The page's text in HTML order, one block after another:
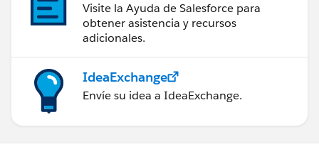
Visite la Ayuda de Salesforce para
obtener asistencia y recursos
adicionales.
IdeaExchange
Envíe su idea a IdeaExchange.